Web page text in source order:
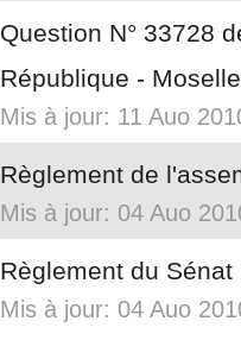
Question N° 33728
République - Moselle
Mis à jour: 11 Auo
Règlement de
Mis à jour: 04 Auo
Règlement du Sénat
Mis à jour: 04 Auo